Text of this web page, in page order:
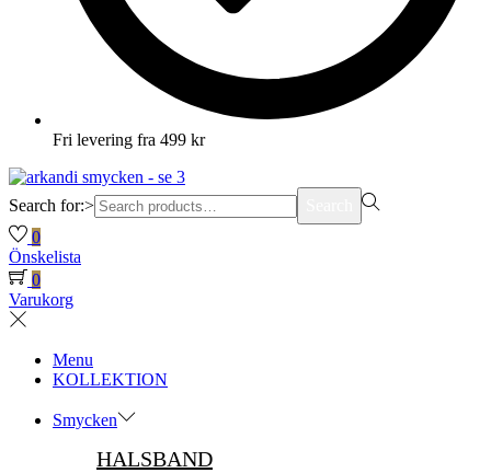
Fri levering fra 499 kr
Search for:>
0
Önskelista
0
Varukorg
Menu
KOLLEKTION
Smycken
HALSBAND